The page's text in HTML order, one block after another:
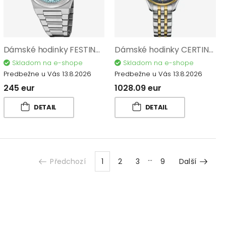
Dámské hodinky FESTINA Swiss Made 20035/7
Skladom na e-shope
Predbežne u Vás 13.8.2026
245 eur
DETAIL
Dámské hodinky CERTINA DS Action Lady Powermatic 80 C032.207.22.126.00
Skladom na e-shope
Predbežne u Vás 13.8.2026
1028.09 eur
DETAIL
Předchozí 1 2 3 9 Další